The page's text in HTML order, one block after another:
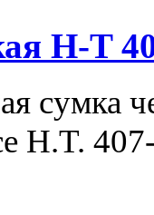
H-T
сумка
H.T.